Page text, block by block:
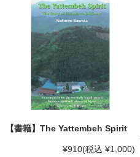
【書籍】The Yattembeh Spirit
¥910(税込 ¥1,000)